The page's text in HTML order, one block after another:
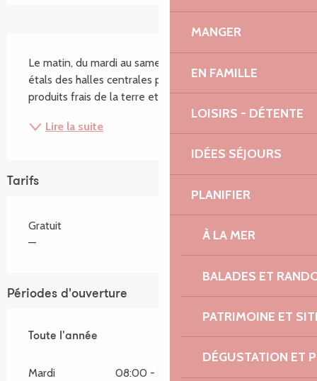
MANGER
EN FAMILLE
LOISIRS - DÉTENTE
IDÉES SÉJOURS
PLANIFIER
À LA MER
BALADES ET
PATRIMOINE ET
DÉGUSTATION ET
Le matin, du mardi au samedi. Depuis cent ans, les
étals des halles centrales présentent les fameux
produits frais de la terre et de la mer.
Lire la suite
Tarifs
Gratuit
—
Périodes d'ouverture
Toute l'année
Toute l'année
Mardi 08:00 - 13:00